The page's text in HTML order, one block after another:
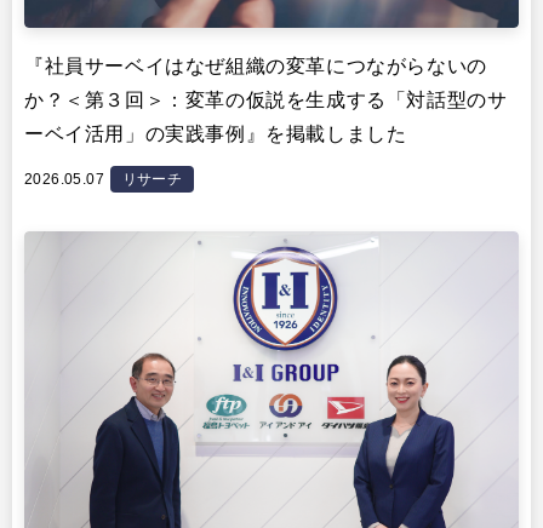
『社員サーベイはなぜ組織の変革につながらないの
か？＜第３回＞：変革の仮説を生成する「対話型のサ
ーベイ活用」の実践事例』を掲載しました
2026.05.07 リサーチ